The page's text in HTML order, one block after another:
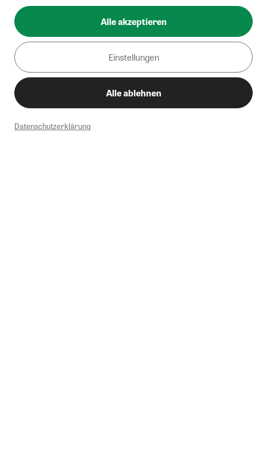
Alle akzeptieren
Einstellungen
Alle ablehnen
Datenschutzerklärung